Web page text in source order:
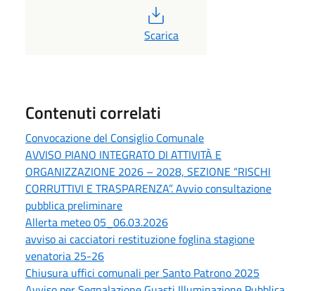
PDF
Scarica
Contenuti correlati
Convocazione del Consiglio Comunale
AVVISO PIANO INTEGRATO DI ATTIVITÀ E
ORGANIZZAZIONE 2026 – 2028, SEZIONE “RISCHI
CORRUTTIVI E TRASPARENZA”. Avvio consultazione
pubblica preliminare
Allerta meteo 05_06.03.2026
avviso ai cacciatori restituzione foglina stagione
venatoria 25-26
Chiusura uffici comunali per Santo Patrono 2025